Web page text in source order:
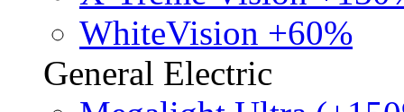
WhiteVision +60%
General Electric